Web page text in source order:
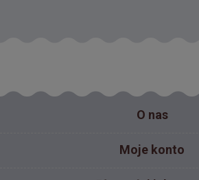
O nas
Moje konto